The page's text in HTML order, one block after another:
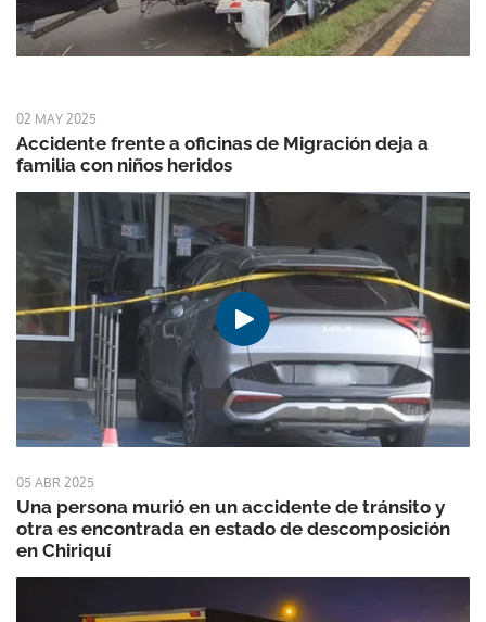
02 MAY 2025
Accidente frente a oficinas de Migración deja a
familia con niños heridos
05 ABR 2025
Una persona murió en un accidente de tránsito y
otra es encontrada en estado de descomposición
en Chiriquí